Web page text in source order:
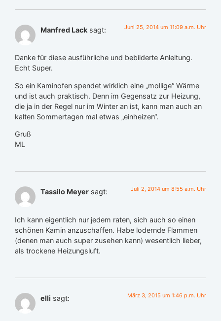
Manfred Lack sagt: Juni 25, 2014 um 11:09 a.m. Uhr
Danke für diese ausführliche und bebilderte Anleitung.
Echt Super.
So ein Kaminofen spendet wirklich eine „mollige“ Wärme
und ist auch praktisch. Denn im Gegensatz zur Heizung,
die ja in der Regel nur im Winter an ist, kann man auch an
kalten Sommertagen mal etwas „einheizen“.
Gruß
ML
Tassilo Meyer sagt: Juli 2, 2014 um 8:55 a.m. Uhr
Ich kann eigentlich nur jedem raten, sich auch so einen
schönen Kamin anzuschaffen. Habe lodernde Flammen
(denen man auch super zusehen kann) wesentlich lieber,
als trockene Heizungsluft.
elli sagt: März 3, 2015 um 1:46 p.m. Uhr